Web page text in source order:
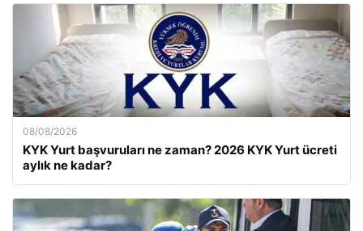
08/08/2026
KYK Yurt başvuruları ne zaman? 2026 KYK Yurt ücreti
aylık ne kadar?